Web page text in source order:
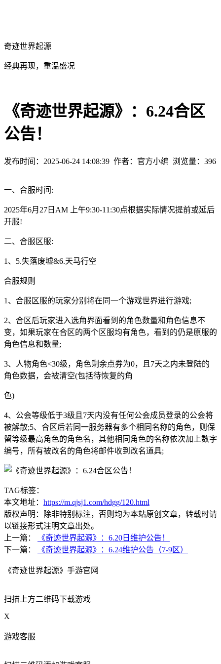
奇迹世界起源
经典再现，重温盛况
《奇迹世界起源》：6.24合区
公告！
发布时间：2025-06-24 14:08:39 作者：官方小编 浏览量： 396
一、合服时间:
2025年6月27日AM 上午9:30-11:30点根据实际情况提前或延后
开服!
二、合服区服:
1、5.失落废墟&6.天马行空
合服规则
1、合服区服的玩家分别将在同一个游戏世界进行游戏;
2、合区后玩家进入选角界面看到的角色数量和角色信息不
变，如果玩家在合区的两个区服均有角色，看到的仍是原服的
角色信息和数量;
3、人物角色<30级，角色剩余点券为0，且7天之内未登陆的
角色数据，会被清空(包括待恢复的角
色)
4、公会等级低于3级且7天内没有任何公会成员登录的公会将
被解散;5、合区后若同一服务器有多个相同名称的角色，则保
留等级最高角色的角色名，其他相同角色的名称依次加上数字
编号，所有被改名的角色将邮件收到改名道具;
TAG标签：
本文地址： https://m.qjsj1.com/hdgg/120.html
版权声明：除非特别标注，否则均为本站原创文章，转载时请
以链接形式注明文章出处。
上一篇：
《奇迹世界起源》：6.20日维护公告！
下一篇：
《奇迹世界起源》：6.24维护公告（7-9区）
《奇迹世界起源》手游官网
扫描上方二维码下载游戏
X
游戏客服